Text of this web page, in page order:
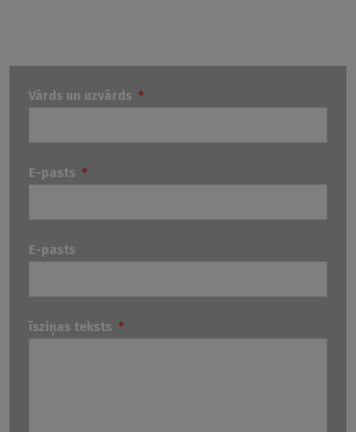
Vārds un uzvārds *
E-pasts *
E-pasts
īsziņas teksts *